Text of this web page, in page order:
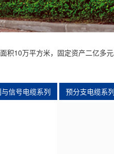
10万平方米，固定资产二亿多
信号电缆系列 预分支电缆系列